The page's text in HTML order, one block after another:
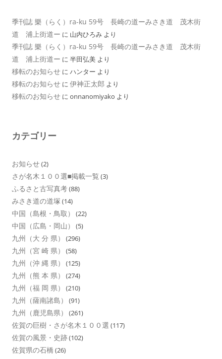
季刊誌 樂（らく）ra-ku 59号 長崎の道ーみさき道 茂木街
道 浦上街道ー に 山内ひろみ より
季刊誌 樂（らく）ra-ku 59号 長崎の道ーみさき道 茂木街
道 浦上街道ー に 半田弘美 より
移転のお知らせ に ハンター より
移転のお知らせ に 伊神正太郎 より
移転のお知らせ に onnanomiyako より
カテゴリー
お知らせ(2)
さが名木１００選■掲載一覧 (3)
ふるさと古写真考(88)
みさき道の道塚 (14)
中国（島根・鳥取） (22)
中国（広島・岡山） (5)
九州（大 分 県） (296)
九州（宮 崎 県） (58)
九州（沖 縄 県） (125)
九州（熊 本 県） (274)
九州（福 岡 県） (210)
九州（薩南諸島） (91)
九州（鹿児島県） (261)
佐賀の巨樹・さが名木１００選 (117)
佐賀の風景・史跡(102)
佐賀県の石橋 (26)